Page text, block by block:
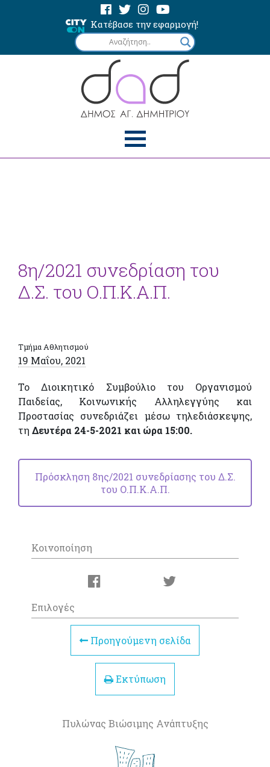
Κατέβασε την εφαρμογή!
8η/2021 συνεδρίαση του
Δ.Σ. του Ο.Π.Κ.Α.Π.
Τμήμα Αθλητισμού
19 Μαΐου, 2021
Το Διοικητικό Συμβούλιο του Οργανισμού
Παιδείας, Κοινωνικής Αλληλεγγύης και
Προστασίας συνεδριάζει μέσω τηλεδιάσκεψης,
τη Δευτέρα 24-5-2021 και ώρα 15:00.
Πρόσκληση 8ης/2021 συνεδρίασης του Δ.Σ.
του Ο.Π.Κ.Α.Π.
Κοινοποίηση
Επιλογές
Προηγούμενη σελίδα
Εκτύπωση
Πυλώνας Βιώσιμης Ανάπτυξης